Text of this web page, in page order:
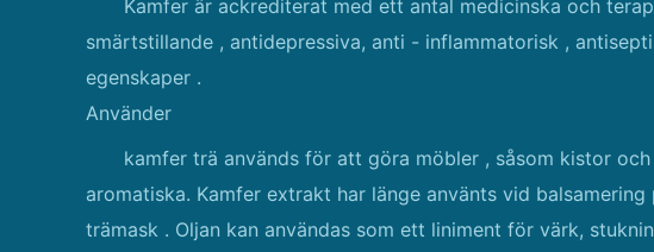
Kamfer är ackrediterat med ett antal medicinska och
smärtstillande , antidepressiva, anti - inflammatorisk ,
egenskaper .
Använder
kamfer trä används för att göra möbler , såsom kistor
aromatiska. Kamfer extrakt har länge använts vid
trämask . Oljan kan användas som ett liniment för värk,